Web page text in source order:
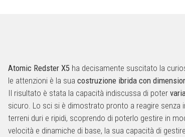
Atomic Redster X5 ha decisamente suscitato la
le attenzioni è la sua costruzione ibrida con
Il risultato è stata la capacità indiscussa di poter
sicuro. Lo sci si è dimostrato pronto a reagire
terreni duri e ripidi, scoprendo di poterlo gestire in
velocità e dinamiche di base, la sua capacità di